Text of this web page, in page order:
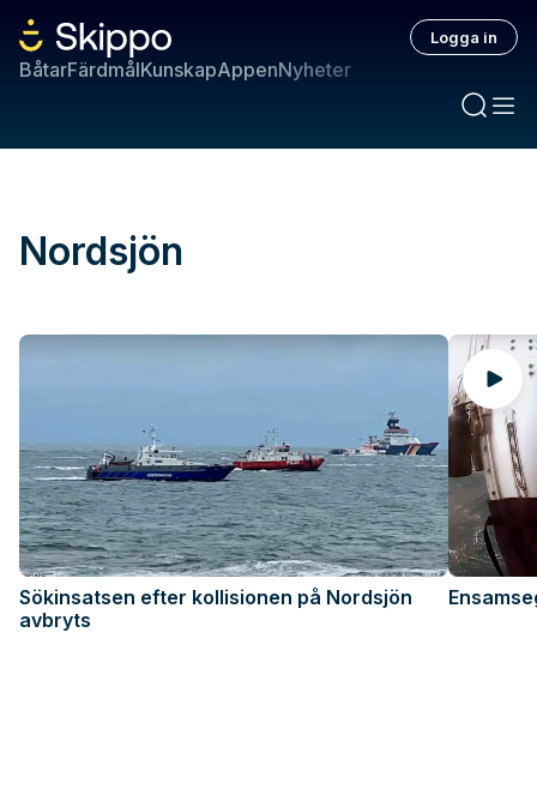
BåtarFärdmålKunskapAppenNyheter
Logga in
Nordsjön
Sökinsatsen efter kollisionen på Nordsjön
avbryts